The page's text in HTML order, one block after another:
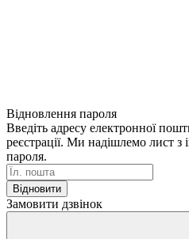
Відновлення пароля
Введіть адресу електронної
реєстрації. Ми надішлемо лист з
пароля.
Відновити
Замовити дзвінок